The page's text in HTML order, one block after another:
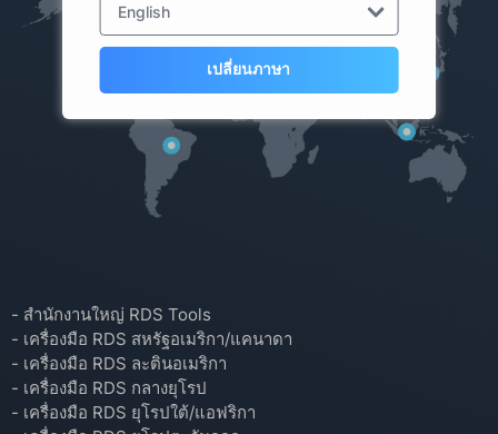
English
เปลี่ยนภาษา
- สำนักงานใหญ่ RDS Tools
- เครื่องมือ RDS สหรัฐอเมริกา/แคนาดา
- เครื่องมือ RDS ละตินอเมริกา
- เครื่องมือ RDS กลางยุโรป
- เครื่องมือ RDS ยุโรปใต้/แอฟริกา